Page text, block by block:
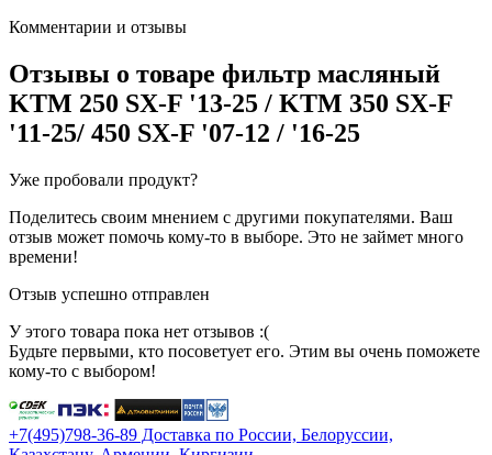
Комментарии и отзывы
Отзывы о товаре фильтр масляный
KTM 250 SX-F '13-25 / KTM 350 SX-F
'11-25/ 450 SX-F '07-12 / '16-25
Уже пробовали продукт?
Поделитесь своим мнением с другими покупателями. Ваш
отзыв может помочь кому-то в выборе. Это не займет много
времени!
Отзыв успешно отправлен
У этого товара пока нет отзывов :(
Будьте первыми, кто посоветует его. Этим вы очень поможете
кому-то с выбором!
+7(495)798-36-89 Доставка по России, Белоруссии,